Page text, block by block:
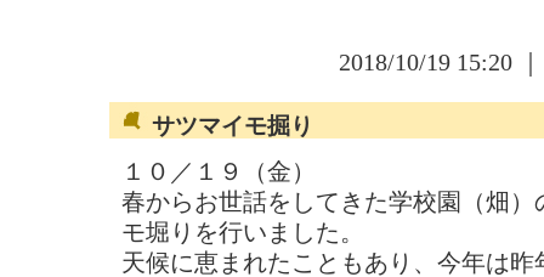
2018/10/19 15:20
サツマイモ掘り
１０／１９（金）
春からお世話をしてきた学校園（畑
モ堀りを行いました。
天候に恵まれたこともあり、今年は